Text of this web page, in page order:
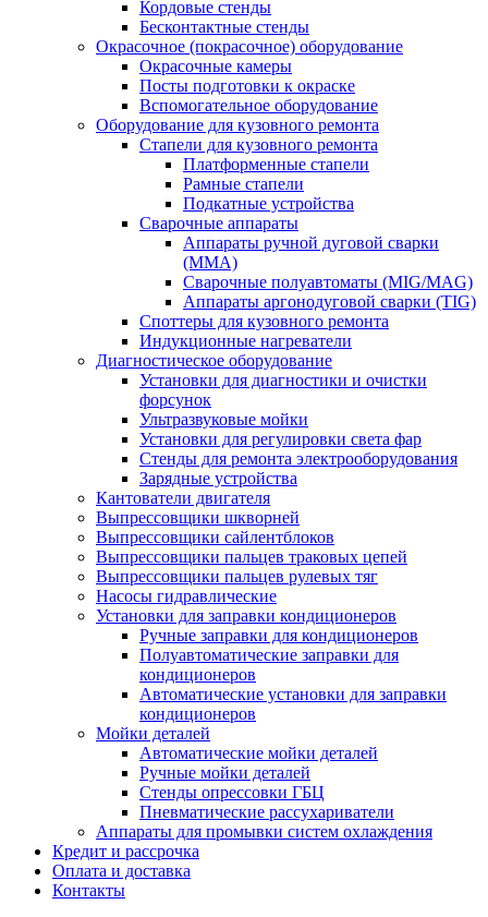
Кордовые стенды
Бесконтактные стенды
Окрасочное (покрасочное) оборудование
Окрасочные камеры
Посты подготовки к окраске
Вспомогательное оборудование
Оборудование для кузовного ремонта
Стапели для кузовного ремонта
Платформенные стапели
Рамные стапели
Подкатные устройства
Сварочные аппараты
Аппараты ручной дуговой сварки
(MMA)
Сварочные полуавтоматы (MIG/MAG)
Аппараты аргонодуговой сварки (TIG)
Споттеры для кузовного ремонта
Индукционные нагреватели
Диагностическое оборудование
Установки для диагностики и очистки
форсунок
Ультразвуковые мойки
Установки для регулировки света фар
Стенды для ремонта электрооборудования
Зарядные устройства
Кантователи двигателя
Выпрессовщики шкворней
Выпрессовщики сайлентблоков
Выпрессовщики пальцев траковых цепей
Выпрессовщики пальцев рулевых тяг
Насосы гидравлические
Установки для заправки кондиционеров
Ручные заправки для кондиционеров
Полуавтоматические заправки для
кондиционеров
Автоматические установки для заправки
кондиционеров
Мойки деталей
Автоматические мойки деталей
Ручные мойки деталей
Стенды опрессовки ГБЦ
Пневматические рассухариватели
Аппараты для промывки систем охлаждения
Кредит и рассрочка
Оплата и доставка
Контакты